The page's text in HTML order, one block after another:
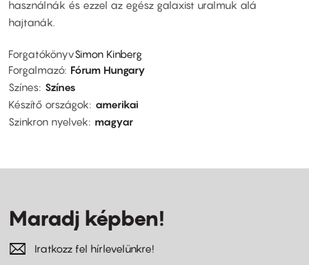
használnák és ezzel az egész galaxist uralmuk alá
hajtanák.
ForgatókönyvSimon Kinberg
Forgalmazó Fórum Hungary
Színes Színes
Készítő országok
amerikai
Szinkron nyelvek
magyar
Maradj képben!
Iratkozz fel hírlevelünkre!